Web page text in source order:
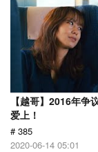
【越哥】2016年争
爱上！
# 385
2020-06-14 05:01